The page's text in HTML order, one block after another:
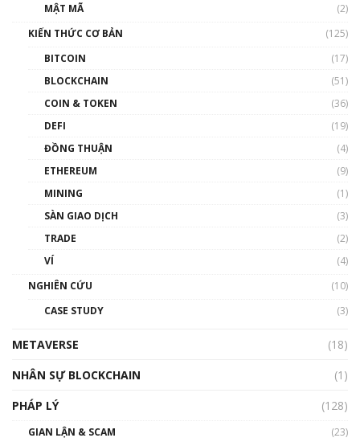
MẬT MÃ
(2)
KIẾN THỨC CƠ BẢN
(125)
BITCOIN
(17)
BLOCKCHAIN
(51)
COIN & TOKEN
(36)
DEFI
(19)
ĐỒNG THUẬN
(4)
ETHEREUM
(9)
MINING
(1)
SÀN GIAO DỊCH
(3)
TRADE
(2)
VÍ
(4)
NGHIÊN CỨU
(10)
CASE STUDY
(3)
METAVERSE
(18)
NHÂN SỰ BLOCKCHAIN
(1)
PHÁP LÝ
(128)
GIAN LẬN & SCAM
(23)